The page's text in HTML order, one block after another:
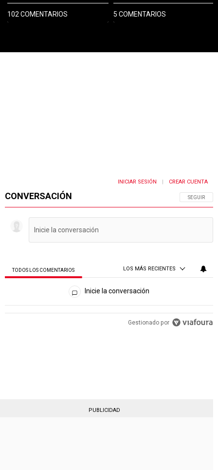
102 COMENTARIOS 5 COMENTARIOS
CONVERSACIÓN SIGA ESTA
SEGUIR
INICIAR SESIÓN CREAR CUENTA
TODOS LOS COMENTARIOS LOS MÁS RECIENTES
Todos los comentarios
Inicie la conversación
PUBLICIDAD